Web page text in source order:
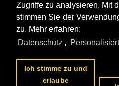
Alle Fotos aus E-Loks |
Die ersten Fotos ausE-Loks |
Zugriffe zu analysieren. Mit
stimmen Sie der
zu. Mehr erfahren:
Datenschutz ,
Ich stimme zu und
erlaube